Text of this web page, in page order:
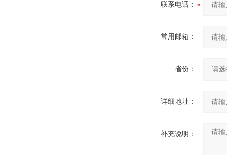
联系电话：
常用邮箱：
省份：
详细地址：
补充说明：